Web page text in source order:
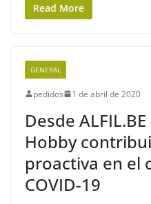
Read More
GENERAL
pedidos 1 de abril de 2020
Desde
Hobby
proactiva en el
COVID-19